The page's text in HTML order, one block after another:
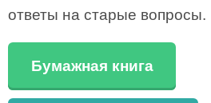
ответы на старые вопросы.
Бумажная книга